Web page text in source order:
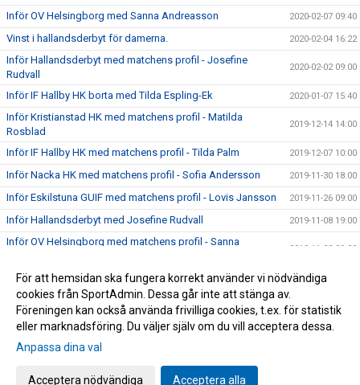
Inför OV Helsingborg med Sanna Andreasson 2020-02-07 09:40
Vinst i hallandsderbyt för damerna. 2020-02-04 16:22
Inför Hallandsderbyt med matchens profil - Josefine
Rudvall
2020-02-02 09:00
Inför IF Hallby HK borta med Tilda Espling-Ek 2020-01-07 15:40
Inför Kristianstad HK med matchens profil - Matilda
Rosblad
2019-12-14 14:00
Inför IF Hallby HK med matchens profil - Tilda Palm 2019-12-07 10:00
Inför Nacka HK med matchens profil - Sofia Andersson 2019-11-30 18:00
Inför Eskilstuna GUIF med matchens profil - Lovis Jansson 2019-11-26 09:00
Inför Hallandsderbyt med Josefine Rudvall 2019-11-08 19:00
Inför OV Helsingborg med matchens profil - Sanna
2019-11-03 09:00
Högersexan Emelie Batista klar för HK Aranäs 2019-10-23 10:40
Damer A Säsongen 19/20 2019-10-17 15:26
Gå till Webbversion
För att hemsidan ska fungera korrekt använder vi nödvändiga
cookies från SportAdmin. Dessa går inte att stänga av.
Föreningen kan också använda frivilliga cookies, t.ex. för statistik
eller marknadsföring. Du väljer själv om du vill acceptera dessa.
Anpassa dina val
Acceptera nödvändiga Acceptera alla